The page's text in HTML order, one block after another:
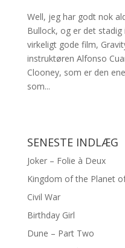
Well, jeg har godt nok
Bullock, og er det
virkeligt gode film,
instruktøren Alfonso
Clooney, som er den
som...
SENESTE INDLÆG
Joker – Folie à Deux
Kingdom of the Planet
Civil War
Birthday Girl
Dune – Part Two